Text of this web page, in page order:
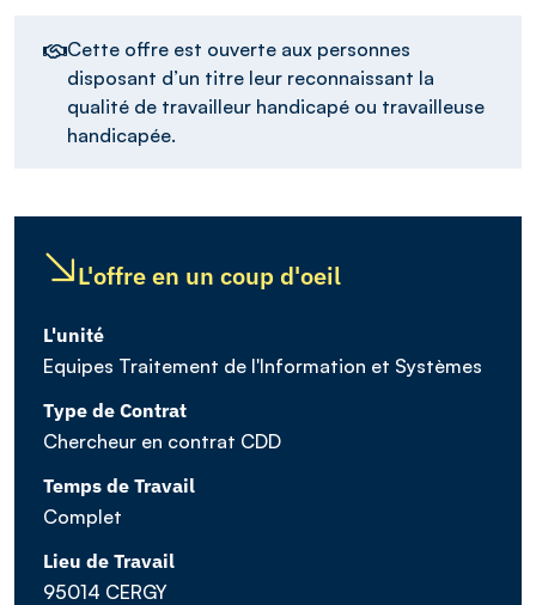
Cette offre est ouverte aux personnes
disposant d’un titre leur reconnaissant la
qualité de travailleur handicapé ou travailleuse
handicapée.
L'offre en un coup d'oeil
L'unité
Equipes Traitement de l'Information et Systèmes
Type de Contrat
Chercheur en contrat CDD
Temps de Travail
Complet
Lieu de Travail
95014 CERGY